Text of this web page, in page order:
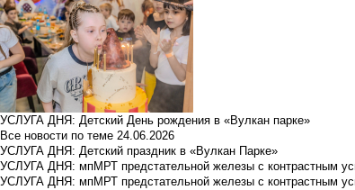
УСЛУГА ДНЯ: Детский День рождения в «Вулкан парке»
Все новости по теме 24.06.2026
УСЛУГА ДНЯ: Детский праздник в «Вулкан Парке»
УСЛУГА ДНЯ: мпМРТ предстательной железы с контрастным
УСЛУГА ДНЯ: мпМРТ предстательной железы с контрастным